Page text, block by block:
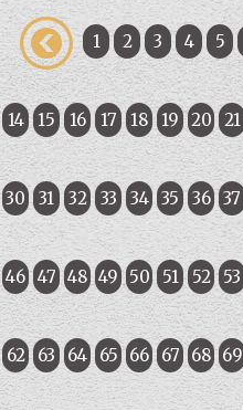
1 2 3 4 5
14 15 16 17 18 19 20 21
30 31 32 33 34 35 36 37
46 47 48 49 50 51 52 53
62 63 64 65 66 67 68 69